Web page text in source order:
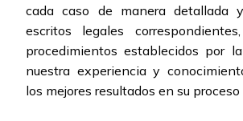
cada caso de manera detallada
escritos legales
procedimientos establecidos por
nuestra experiencia y
los mejores resultados en su